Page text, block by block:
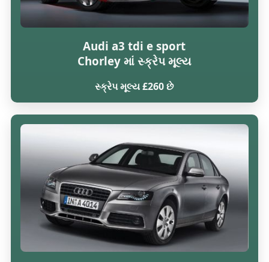
Audi a3 tdi e sport
Chorley માં સ્ક્રેપ મૂલ્ય
સ્ક્રેપ મૂલ્ય £260 છે